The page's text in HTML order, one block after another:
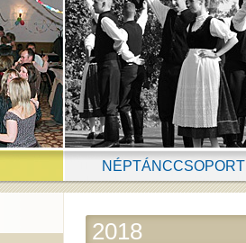
NÉPTÁNCCSOPORT
2018